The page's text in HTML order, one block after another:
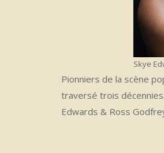
Skye
Pionniers de la scène
traversé trois
Edwards & Ross